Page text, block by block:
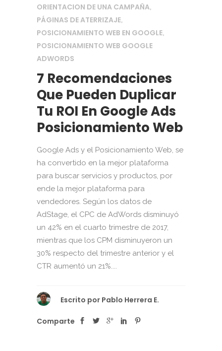
ORIENTACION DE UNA CAMPAÑA,
PÁGINAS DE ATERRIZAJE,
POSICIONAMIENTO WEB EN GOOGLE,
POSICIONAMIENTO WEB GOOGLE
ADWORDS
7 Recomendaciones
Que Pueden Duplicar
Tu ROI En Google Ads
Posicionamiento Web
Google Ads y el Posicionamiento Web, se
ha convertido en la mejor plataforma
para buscar servicios y productos, por
ende la mejor plataforma para
vendedores. Según los datos de
AdStage, el CPC de AdWords disminuyó
un 42% en el cuarto trimestre de 2017,
mientras que los CPM disminuyeron un
30% respecto del trimestre anterior y el
CTR aumentó un 21%....
Escrito por Pablo Herrera E.
Comparte